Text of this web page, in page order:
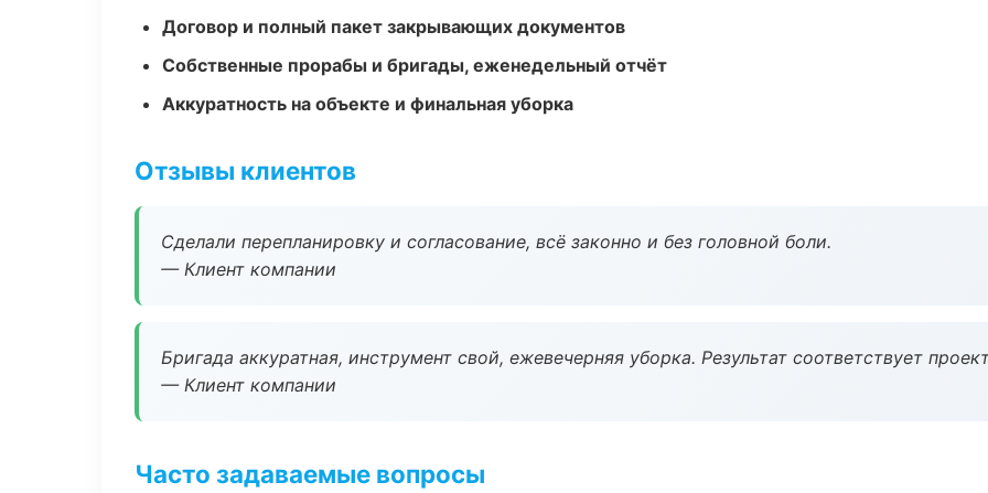
Договор и полный пакет закрывающих документов
Собственные прорабы и бригады, еженедельный отчёт
Аккуратность на объекте и финальная уборка
Отзывы клиентов
Сделали перепланировку и согласование, всё законно и без головной боли.
— Клиент компании
Бригада аккуратная, инструмент свой, ежевечерняя уборка. Результат соответствует
— Клиент компании
Часто задаваемые вопросы